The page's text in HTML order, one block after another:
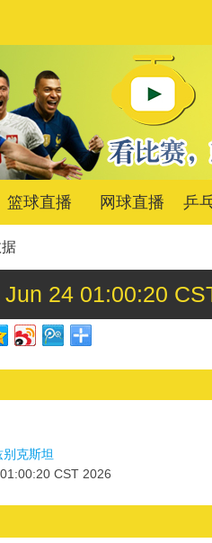
篮球直播 网球直播 乒
Jun 24 01:00:20
克斯坦
CST 2026